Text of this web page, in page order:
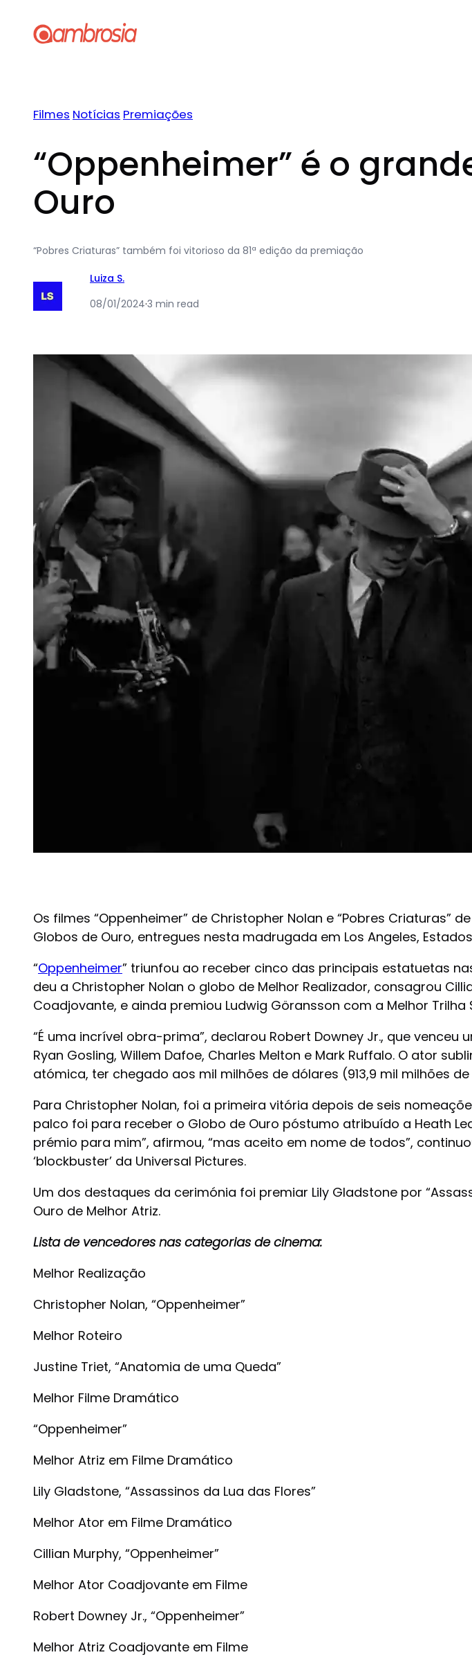
Filmes Notícias Premiações
“Oppenheimer” é o
Ouro
“Pobres Criaturas” também foi vitorioso da 81ª edição da premiação
Luiza S.
08/01/2024·3 min read
Os filmes “Oppenheimer” de Christopher Nolan e “Pobres Criaturas”
Globos de Ouro, entregues nesta madrugada em Los Angeles,
“Oppenheimer” triunfou ao receber cinco das principais estatuetas
deu a Christopher Nolan o globo de Melhor Realizador, consagrou
Coadjovante, e ainda premiou Ludwig Göransson com a Melhor Trilha
“É uma incrível obra-prima”, declarou Robert Downey Jr., que
Ryan Gosling, Willem Dafoe, Charles Melton e Mark Ruffalo. O ator
atómica, ter chegado aos mil milhões de dólares (913,9 mil milhões
Para Christopher Nolan, foi a primeira vitória depois de seis
palco foi para receber o Globo de Ouro póstumo atribuído a Heath
prémio para mim”, afirmou, “mas aceito em nome de todos”,
‘blockbuster’ da Universal Pictures.
Um dos destaques da cerimónia foi premiar Lily Gladstone por
Ouro de Melhor Atriz.
Lista de vencedores nas categorias de cinema:
Melhor Realização
Christopher Nolan, “Oppenheimer”
Melhor Roteiro
Justine Triet, “Anatomia de uma Queda”
Melhor Filme Dramático
“Oppenheimer”
Melhor Atriz em Filme Dramático
Lily Gladstone, “Assassinos da Lua das Flores”
Melhor Ator em Filme Dramático
Cillian Murphy, “Oppenheimer”
Melhor Ator Coadjovante em Filme
Robert Downey Jr., “Oppenheimer”
Melhor Atriz Coadjovante em Filme